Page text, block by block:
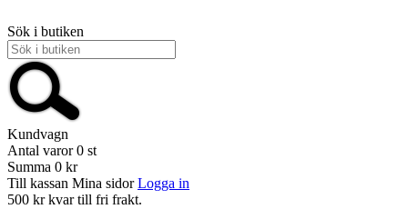
Sök i butiken
Kundvagn
Antal varor 0 st
Summa 0 kr
Till kassan Mina sidor Logga in
500 kr kvar till fri frakt.